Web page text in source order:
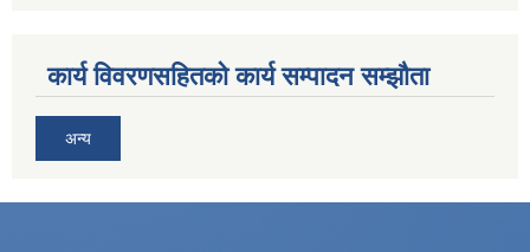
कार्य विवरणसहितको कार्य सम्पादन सम्झौता
अन्य